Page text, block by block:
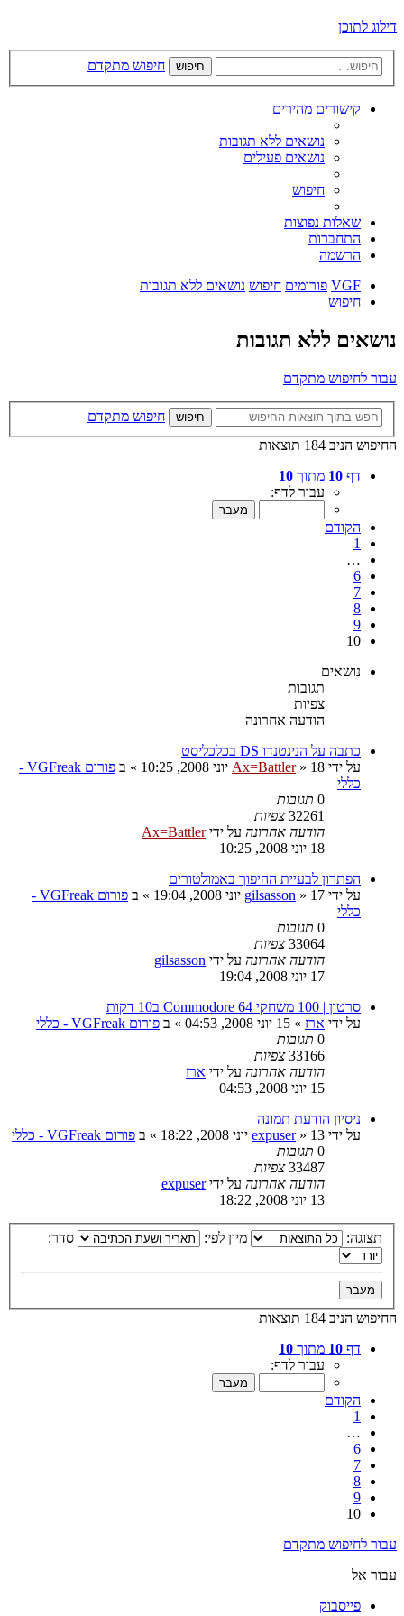
דילוג לתוכן
חיפוש חיפוש מתקדם
קישורים מהירים
נושאים ללא תגובות
נושאים פעילים
חיפוש
שאלות נפוצות
התחברות
הרשמה
VGF פורומים חיפוש נושאים ללא תגובות
חיפוש
נושאים ללא תגובות
עבור לחיפוש מתקדם
חיפוש
חיפוש מתקדם
החיפוש הניב 184 תוצאות
דף 10 מתוך 10
עבור לדף:
הקודם
1
…
6
7
8
9
10
נושאים
תגובות
צפיות
הודעה אחרונה
כתבה על הנינטנדו DS בכלכליסט
על ידי
Ax=Battler» 18 יוני 2008, 10:25 » ב
פורום VGFreak -
כללי
0 תגובות
32261 צפיות
הודעה אחרונה על ידיAx=Battler
18 יוני 2008, 10:25
הפתרון לבעיית ההיפוך באמולטורים
על ידי
gilsasson » 17 יוני 2008, 19:04 » ב
פורום VGFreak -
כללי
0 תגובות
33064 צפיות
הודעה אחרונה על ידי gilsasson
17 יוני 2008, 19:04
סרטון | 100 משחקי Commodore 64 ב10 דקות
על ידי ארז » 15 יוני 2008, 04:53 » ב פורום VGFreak - כללי
0 תגובות
33166 צפיות
הודעה אחרונה על ידי ארז
15 יוני 2008, 04:53
ניסיון הודעת תמונה
על ידי
expuser» 13 יוני 2008, 18:22 » ב פורום VGFreak - כללי
0 תגובות
33487 צפיות
הודעה אחרונה על ידיexpuser
13 יוני 2008, 18:22
תצוגה: מיון לפי: סדר:
החיפוש הניב 184 תוצאות
דף 10 מתוך 10
עבור לדף:
הקודם
1
…
6
7
8
9
10
עבור לחיפוש מתקדם
עבור אל
פייסבוק